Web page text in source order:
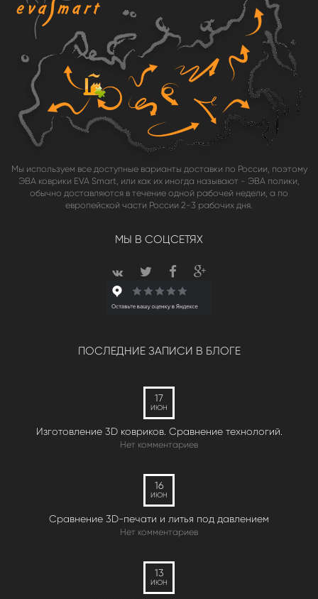
Мы используем все доступные варианты доставки по России, поэтому
ЭВА коврики EVA Smart, или как их иногда называют - ЭВА полики,
обычно доставляются в течение одной рабочей недели, а по
европейской части России 2-3 рабочих дня.
МЫ В СОЦСЕТЯХ
ПОСЛЕДНИЕ ЗАПИСИ В БЛОГЕ
17
ИЮН
Изготовление 3D ковриков. Сравнение технологий.
Нет комментариев
16
ИЮН
Сравнение 3D-печати и литья под давлением
Нет комментариев
13
ИЮН